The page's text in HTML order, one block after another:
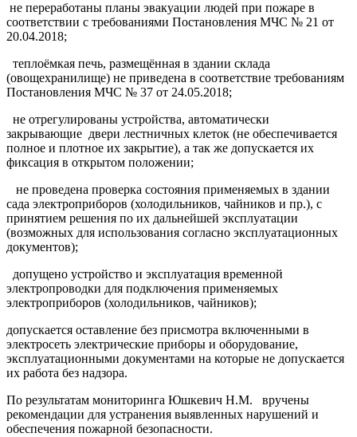
не переработаны планы эвакуации людей при пожаре в
соответствии с требованиями Постановления МЧС № 21 от
20.04.2018;
теплоёмкая печь, размещённая в здании склада
(овощехранилище) не приведена в соответствие требованиям
Постановления МЧС № 37 от 24.05.2018;
не отрегулированы устройства, автоматически
закрывающие двери лестничных клеток (не обеспечивается
полное и плотное их закрытие), а так же допускается их
фиксация в открытом положении;
не проведена проверка состояния применяемых в здании
сада электроприборов (холодильников, чайников и пр.), с
принятием решения по их дальнейшей эксплуатации
(возможных для использования согласно эксплуатационных
документов);
допущено устройство и эксплуатация временной
электропроводки для подключения применяемых
электроприборов (холодильников, чайников);
допускается оставление без присмотра включенными в
электросеть электрические приборы и оборудование,
эксплуатационными документами на которые не допускается
их работа без надзора.
По результатам мониторинга Юшкевич Н.М. вручены
рекомендации для устранения выявленных нарушений и
обеспечения пожарной безопасности.